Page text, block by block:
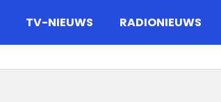
TV-NIEUWS RADIONIEUWS